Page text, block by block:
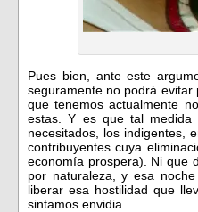
Pues bien, ante este
seguramente no podrá
que tenemos actualmente
estas. Y es que tal
necesitados, los indigentes,
contribuyentes cuya
economía prospera). Ni que
por naturaleza, y esa
liberar esa hostilidad que
sintamos envidia.